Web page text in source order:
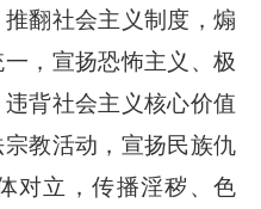
翻社会主义制度，煽
，宣扬恐怖主义、极
背社会主义核心价值
教活动，宣扬民族仇
对立，传播淫秽、色